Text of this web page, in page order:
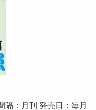
隔：月刊 発売日：毎月